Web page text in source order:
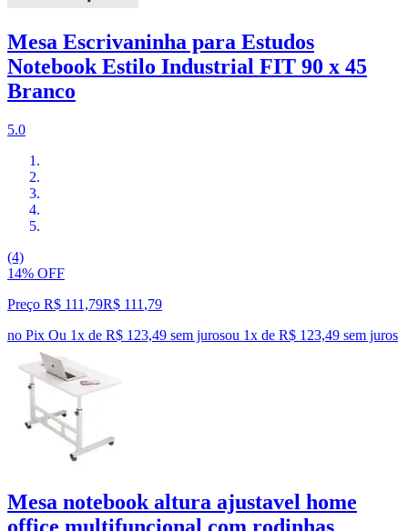
Mesa Escrivaninha para Estudos
Notebook Estilo Industrial FIT 90 x 45
Branco
5.0
(4)
14% OFF
Preço R$ 111,79R$ 111 ,79
no Pix Ou 1x de R$ 123,49 sem jurosou 1x de R$ 123,49 sem juros
Mesa notebook altura ajustavel home